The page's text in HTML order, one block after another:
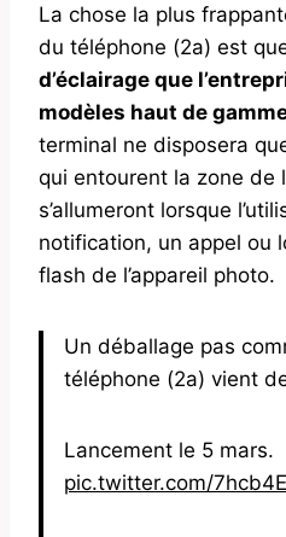
La chose la plus
du téléphone (2a) est
d’éclairage que
modèles haut de
terminal ne disposera
qui entourent la zone de
s’allumeront lorsque
notification, un appel ou
flash de l’appareil photo.
Un déballage pas
téléphone (2a) vient
Lancement le 5 mars.
pic.twitter.com/